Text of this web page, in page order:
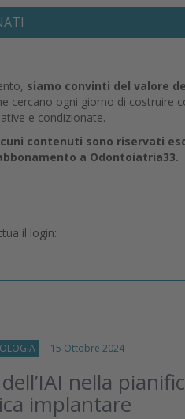
siamo convinti del valore
cercano ogni giorno di costruire
e condizionate.
contenuti sono riservati
a Odontoiatria33.
il login:
15 Ottobre 2024
nella
implantare